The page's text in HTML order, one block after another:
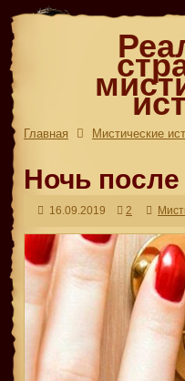
Главная Мистические
Ночь
16.09.2019 2